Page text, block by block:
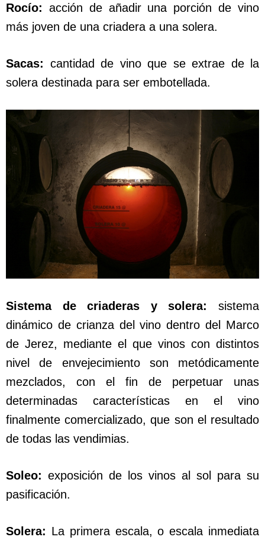
Rocío: acción de añadir una porción de vino
más joven de una criadera a una solera.
Sacas: cantidad de vino que se extrae de la
solera destinada para ser embotellada.
Sistema de criaderas y solera:
sistema
dinámico de crianza del vino dentro del Marco
de Jerez, mediante el que vinos con distintos
nivel de envejecimiento son metódicamente
mezclados, con el fin de perpetuar unas
determinadas características en el vino
finalmente comercializado, que son el resultado
de todas las vendimias.
Soleo: exposición de los vinos al sol para su
pasificación.
Solera: La primera escala, o escala inmediata